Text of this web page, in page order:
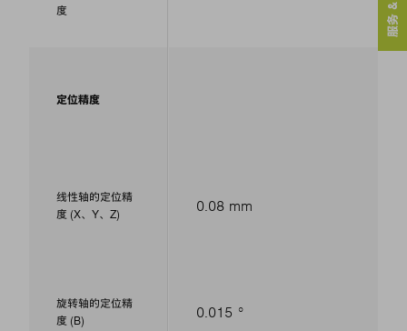
度
定位精度
线性轴的定位精
度 (X、Y、Z)
旋转轴的定位精
度 (B)
0.08 mm
0.015 °